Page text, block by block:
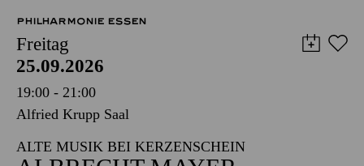
PHILHARMONIE ESSEN
Freitag
25.09.2026
19:00 - 21:00
Alfried Krupp Saal
ALTE MUSIK BEI KERZENSCHEIN